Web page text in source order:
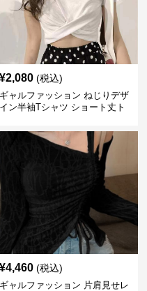
¥2,080 (税込)
ギャルファッション ねじりデザ
イン半袖Tシャツ ショート丈ト
¥4,460 (税込)
ギャルファッション 片肩見せレ